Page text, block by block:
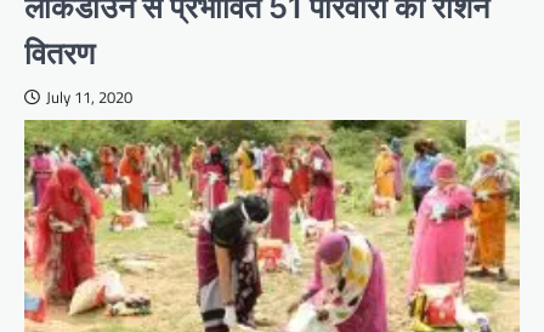
वितरण
July 11, 2020